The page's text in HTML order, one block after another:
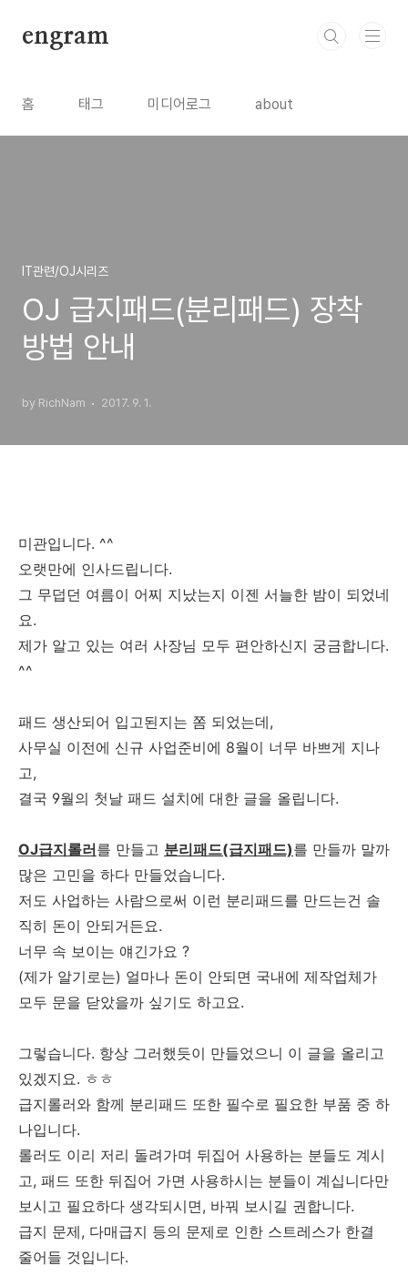
engram
홈 태그 미디어로그 about
IT관련/OJ시리즈
OJ 급지패드(분리패드) 장착
방법 안내
by RichNam 2017. 9. 1.
미관입니다. ^^
오랫만에 인사드립니다.
그 무덥던 여름이 어찌 지났는지 이젠 서늘한 밤이 되었네
요.
제가 알고 있는 여러 사장님 모두 편안하신지 궁금합니다.
^^
패드 생산되어 입고된지는 쫌 되었는데,
사무실 이전에 신규 사업준비에 8월이 너무 바쁘게 지나
고,
결국 9월의 첫날 패드 설치에 대한 글을 올립니다.
OJ급지롤러를 만들고 분리패드(급지패드)를 만들까 말까
많은 고민을 하다 만들었습니다.
저도 사업하는 사람으로써 이런 분리패드를 만드는건 솔
직히 돈이 안되거든요.
너무 속 보이는 얘긴가요 ?
(제가 알기로는) 얼마나 돈이 안되면 국내에 제작업체가
모두 문을 닫았을까 싶기도 하고요.
그렇습니다. 항상 그러했듯이 만들었으니 이 글을 올리고
있겠지요. ㅎㅎ
급지롤러와 함께 분리패드 또한 필수로 필요한 부품 중 하
나입니다.
롤러도 이리 저리 돌려가며 뒤집어 사용하는 분들도 계시
고, 패드 또한 뒤집어 가면 사용하시는 분들이 계십니다만
보시고 필요하다 생각되시면, 바꿔 보시길 권합니다.
급지 문제, 다매급지 등의 문제로 인한 스트레스가 한결
줄어들 것입니다.